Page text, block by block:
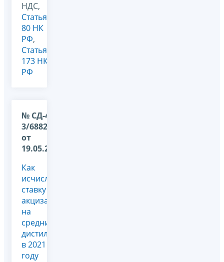
НДС,
Статья
80 НК
РФ,
Статья
173 НК
РФ
№ СД-4-
3/6882@
от
19.05.2021
Как
исчислять
ставку
акциза
на
средние
дистилляты
в 2021
году